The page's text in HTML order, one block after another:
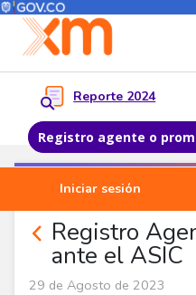
Pasar al contenido principal
Menú del Usuario
Reporte 2024
Registro agente o
Iniciar sesión
Registro
ante el ASIC
Noticias Agentes
29 de Agosto de 2023